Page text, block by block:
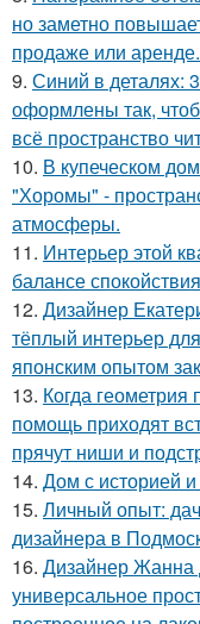
но заметно
продаже или аренде.
9. Синий в деталях:
оформлены так,
всё пространство
10. В купеческом
"Хоромы" -
атмосферы.
11. Интерьер этой
балансе
12. Дизайнер
тёплый интерьер
японским опытом
13. Когда геометрия
помощь приходят
прячут ниши и
14. Дом с историей
15. Личный опыт:
дизайнера в
16. Дизайнер Жанна
универсальное